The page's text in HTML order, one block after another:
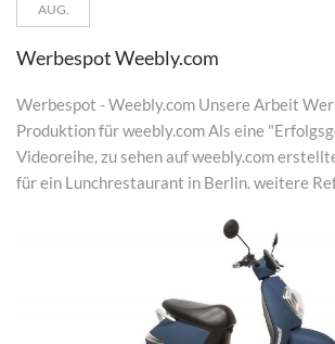
AUG.
Werbespot Weebly.com
Werbespot - Weebly.com Unsere Arbeit
Produktion für weebly.com Als eine
Videoreihe, zu sehen auf weebly.com
für ein Lunchrestaurant in Berlin. weitere